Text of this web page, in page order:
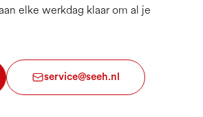
elke werkdag klaar om al je
service@seeh.nl